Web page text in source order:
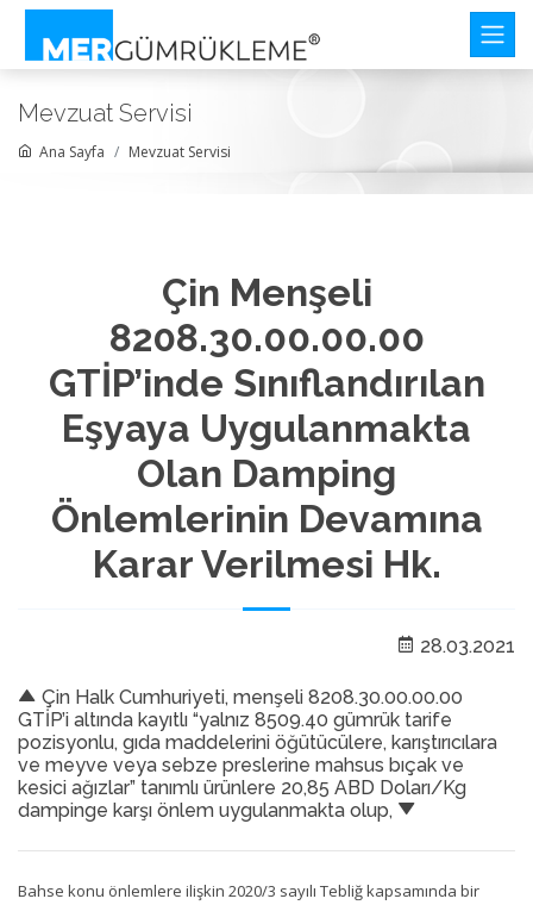
Mevzuat Servisi
Ana Sayfa Mevzuat Servisi
Çin Menşeli
8208.30.00.00.00
GTİP’inde Sınıflandırılan
Eşyaya Uygulanmakta
Olan Damping
Önlemlerinin Devamına
Karar Verilmesi Hk.
28.03.2021
Çin Halk Cumhuriyeti, menşeli 8208.30.00.00.00
GTİP’i altında kayıtlı “yalnız 8509.40 gümrük tarife
pozisyonlu, gıda maddelerini öğütücülere, karıştırıcılara
ve meyve veya sebze preslerine mahsus bıçak ve
kesici ağızlar” tanımlı ürünlere 20,85 ABD Doları/Kg
dampinge karşı önlem uygulanmakta olup,
Bahse konu önlemlere ilişkin 2020/3 sayılı Tebliğ kapsamında bir